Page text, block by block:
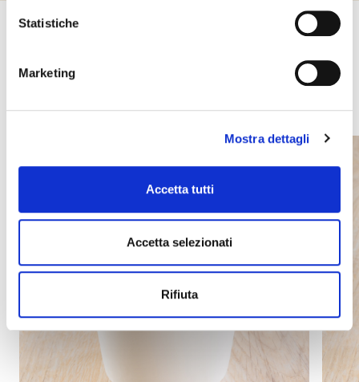
Statistiche
Marketing
Mostra dettagli
Accetta tutti
Accetta selezionati
Rifiuta
érdekelhetik Önt